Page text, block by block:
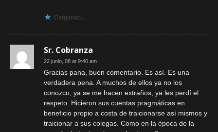
Cargando...
Sr. Cobranza
22 junio, 08 at 9:40 am
Gracias pana, buen comentario. Es así. Es una
verdadera pena. A muchos de ellos ya no los
conozco, ya se me hacen extraños, ya les perdí el
respeto. Hicieron sus cuentas pragmáticas en
beneficio propio a costa de traicionarse así mismos y
traicionar a sus colegas. Como en la época de la